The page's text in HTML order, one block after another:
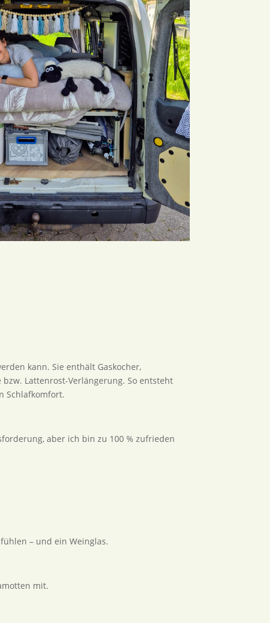
kann. Sie enthält Gaskocher,
Lattenrost-Verlängerung. So entsteht
Schlafkomfort.
aber ich bin zu 100 % zufrieden
– und ein Weinglas.
mit.